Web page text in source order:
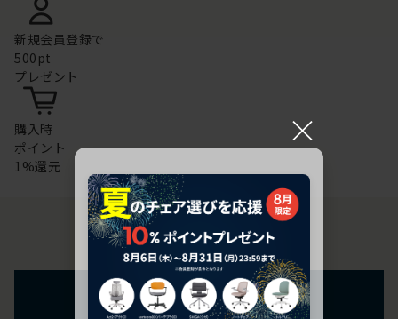
新規会員登録で
500pt
プレゼント
購入時
ポイント
1%還元
お問い合わせ
フォームからのお問い合わせ
×